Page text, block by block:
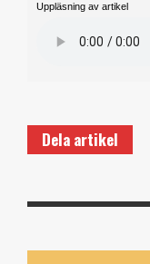
Uppläsning av artikel
Dela artikel